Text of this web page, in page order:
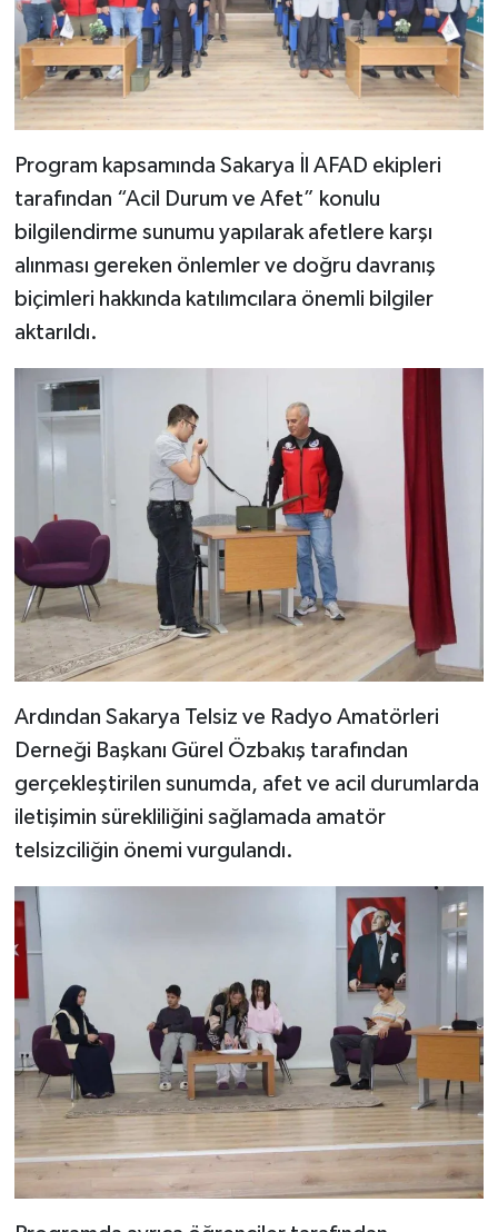
Program kapsamında Sakarya İl AFAD ekipleri
tarafından “Acil Durum ve Afet” konulu
bilgilendirme sunumu yapılarak afetlere karşı
alınması gereken önlemler ve doğru davranış
biçimleri hakkında katılımcılara önemli bilgiler
aktarıldı.
Ardından Sakarya Telsiz ve Radyo Amatörleri
Derneği Başkanı Gürel Özbakış tarafından
gerçekleştirilen sunumda, afet ve acil durumlarda
iletişimin sürekliliğini sağlamada amatör
telsizciliğin önemi vurgulandı.